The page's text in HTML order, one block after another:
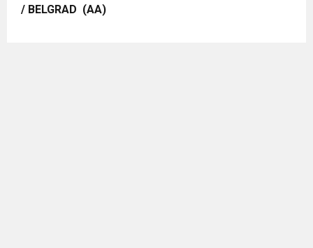
/ BELGRAD (AA)